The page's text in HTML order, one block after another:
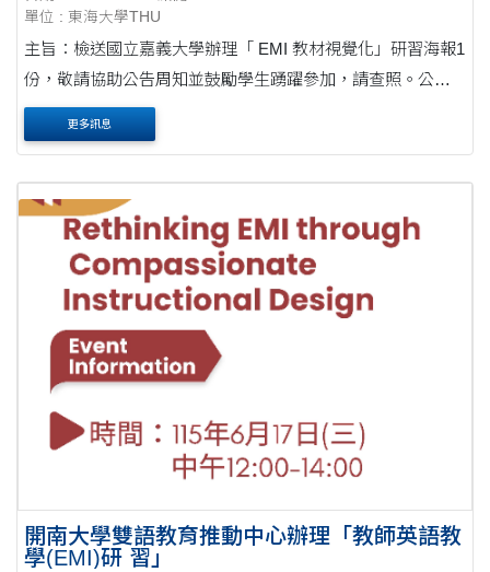
單位 : 東海大學THU
主旨：檢送國立嘉義大學辦理「 EMI 教材視覺化」研習海報1
份，敬請協助公告周知並鼓勵學生踴躍參加，請查照。公文
說明： 一、本研習為英語教學(EMI)教學助理培訓活動。
二、研習內容： (一)主題：不只美觀還....
更多訊息
開南大學雙語教育推動中心辦理「教師英語教
學(EMI)研 習」